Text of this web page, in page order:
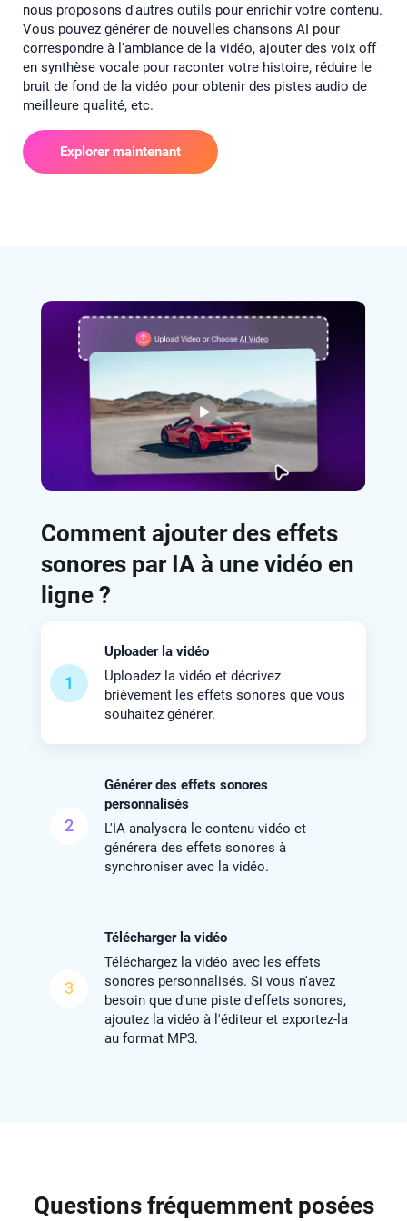
nous proposons d'autres outils pour enrichir votre contenu.
Vous pouvez générer de nouvelles chansons AI pour
correspondre à l'ambiance de la vidéo, ajouter des voix off
en synthèse vocale pour raconter votre histoire, réduire le
bruit de fond de la vidéo pour obtenir des pistes audio de
meilleure qualité, etc.
Explorer maintenant
Comment ajouter des effets
sonores par IA à une vidéo en
ligne ?
1
Uploader la vidéo
Uploadez la vidéo et décrivez
brièvement les effets sonores que vous
souhaitez générer.
2
Générer des effets sonores
personnalisés
L'IA analysera le contenu vidéo et
générera des effets sonores à
synchroniser avec la vidéo.
3
Télécharger la vidéo
Téléchargez la vidéo avec les effets
sonores personnalisés. Si vous n'avez
besoin que d'une piste d'effets sonores,
ajoutez la vidéo à l'éditeur et exportez-la
au format MP3.
Questions fréquemment posées